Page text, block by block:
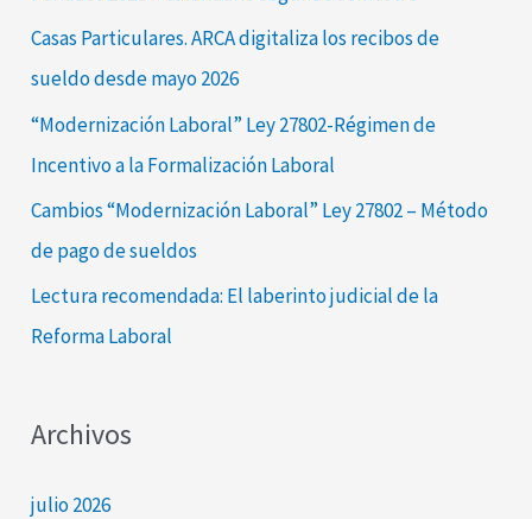
Casas Particulares. ARCA digitaliza los recibos de
sueldo desde mayo 2026
“Modernización Laboral” Ley 27802-Régimen de
Incentivo a la Formalización Laboral
Cambios “Modernización Laboral” Ley 27802 – Método
de pago de sueldos
Lectura recomendada: El laberinto judicial de la
Reforma Laboral
Archivos
julio 2026